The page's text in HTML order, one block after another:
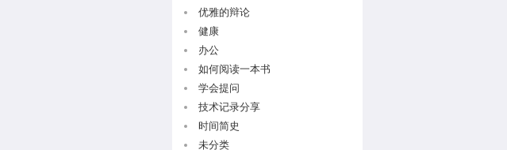
优雅的辩论
健康
办公
如何阅读一本书
学会提问
技术记录分享
时间简史
未分类